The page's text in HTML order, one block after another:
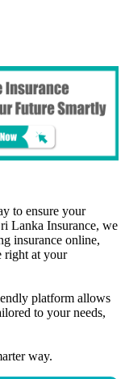
to ensure your
Lanka Insurance, we
insurance online,
right at your
platform allows
to your needs,
way.